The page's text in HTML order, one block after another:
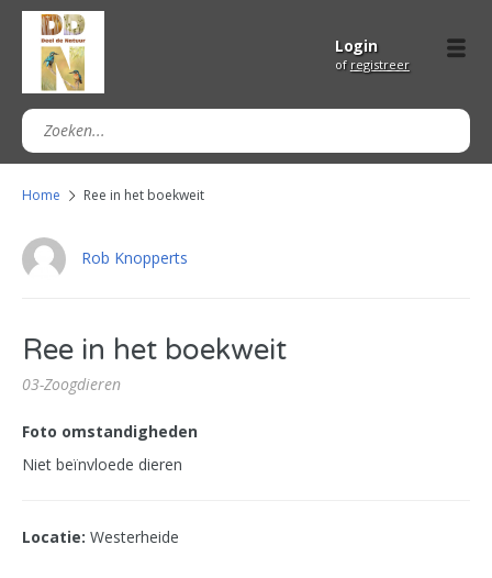
Login
of registreer
Home Ree in het boekweit
Rob Knopperts
Ree in het boekweit
03-Zoogdieren
Foto omstandigheden
Niet beïnvloede dieren
Locatie: Westerheide